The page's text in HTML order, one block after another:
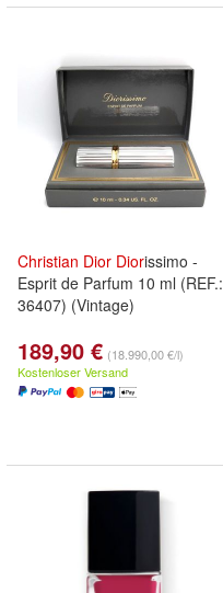
Christian Dior Diorissimo -
Esprit de Parfum 10 ml (REF.:
36407) (Vintage)
189,90 € (18.990,00 €/l)
Kostenloser Versand